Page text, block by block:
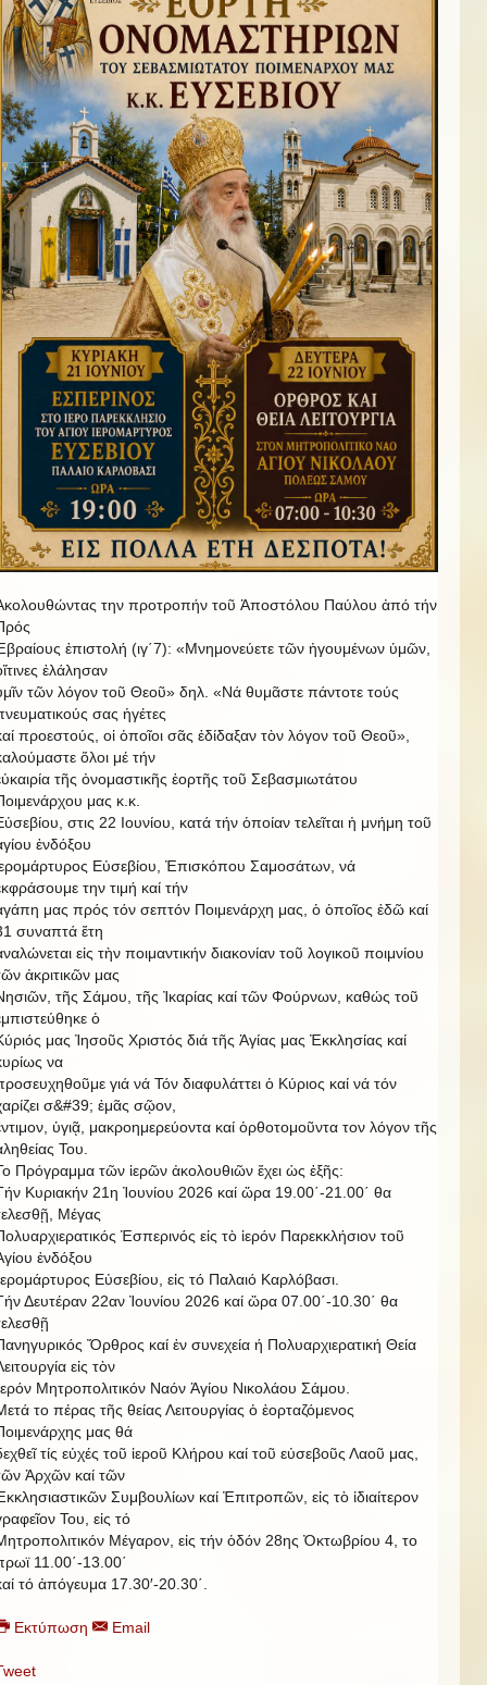
την προτροπήν τοῦ Ἀποστόλου Παύλου ἀπό τήν
ἐπιστολή (ιγ΄7): «Μνημονεύετε τῶν ἡγουμένων ὑμῶν,
ἐλάλησαν
τῶν λόγον τοῦ Θεοῦ» δηλ. «Νά θυμᾶστε πάντοτε τούς
σας ἡγέτες
προεστούς, οἱ ὁποῖοι σᾶς ἐδίδαξαν τὸν λόγον τοῦ Θεοῦ»,
ὅλοι μέ τήν
τῆς ὀνομαστικῆς ἑορτῆς τοῦ Σεβασμιωτάτου
μας κ.κ.
στις 22 Ιουνίου, κατά τήν ὁποίαν τελεῖται ἡ μνήμη τοῦ
ἐνδόξου
Εὐσεβίου, Ἐπισκόπου Σαμοσάτων, νά
την τιμή καί τήν
μας πρός τόν σεπτόν Ποιμενάρχη μας, ὁ ὁποῖος ἐδῶ καί
συναπτά ἔτη
εἰς τὴν ποιμαντικήν διακονίαν τοῦ λογικοῦ ποιμνίου
ἀκριτικῶν μας
τῆς Σάμου, τῆς Ἰκαρίας καί τῶν Φούρνων, καθώς τοῦ
ὁ
μας Ἰησοῦς Χριστός διά τῆς Ἁγίας μας Ἐκκλησίας καί
να
γιά νά Τόν διαφυλάττει ὁ Κύριος καί νά τόν
σ&#39; ἐμᾶς σῷον,
ὑγιᾷ, μακροημερεύοντα καί ὀρθοτομοῦντα τον λόγον τῆς
Του.
Πρόγραμμα τῶν ἱερῶν ἀκολουθιῶν ἔχει ὡς ἐξῆς:
Κυριακήν 21η Ἰουνίου 2026 καί ὥρα 19.00΄-21.00΄ θα
Μέγας
Ἑσπερινός εἰς τὸ ἱερόν Παρεκκλήσιον τοῦ
ἐνδόξου
Εὐσεβίου, εἰς τό Παλαιό Καρλόβασι.
Δευτέραν 22αν Ἰουνίου 2026 καί ὥρα 07.00΄-10.30΄ θα
Ὄρθρος καί ἐν συνεχεία ή Πολυαρχιερατική Θεία
εἰς τὸν
Μητροπολιτικόν Ναόν Ἁγίου Νικολάου Σάμου.
το πέρας τῆς θείας Λειτουργίας ὁ ἑορταζόμενος
μας θά
τίς εὐχές τοῦ ἱεροῦ Κλήρου καί τοῦ εὐσεβοῦς Λαοῦ μας,
Ἀρχῶν καί τῶν
Συμβουλίων καί Ἐπιτροπῶν, εἰς τὸ ἰδιαίτερον
Του, εἰς τό
Μέγαρον, εἰς τήν ὁδόν 28ης Ὀκτωβρίου 4, το
11.00΄-13.00΄
τό ἀπόγευμα 17.30′-20.30΄.
Εκτύπωση Email